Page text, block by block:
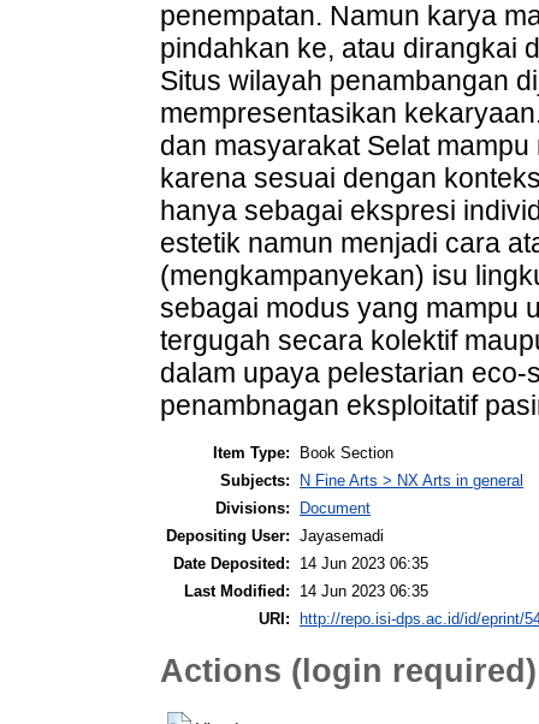
penempatan. Namun karya
pindahkan ke, atau dirangkai
Situs wilayah penambangan
mempresentasikan
dan masyarakat Selat
karena sesuai dengan
hanya sebagai ekspresi
estetik namun menjadi cara
(mengkampanyekan) isu
sebagai modus yang mampu
tergugah secara kolektif
dalam upaya pelestarian eco-
penambnagan eksploitatif
Item Type:
Book Section
Subjects:
N Fine Arts > NX Arts in general
Divisions:
Document
Depositing User: Jayasemadi
Date Deposited:
14 Jun 2023 06:35
Last Modified:
14 Jun 2023 06:35
URI: http://repo.isi-dps.ac.id/id/eprint/
Actions (login required)